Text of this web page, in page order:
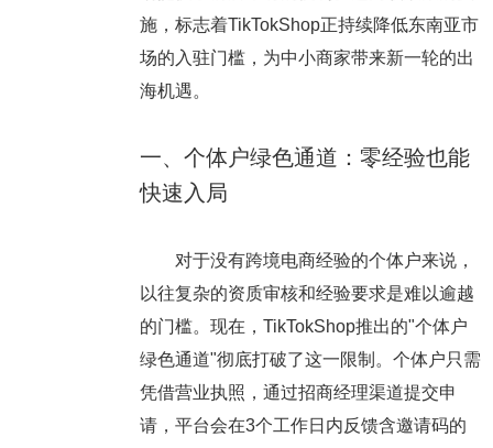
施，标志着TikTokShop正持续降低东南亚市
场的入驻门槛，为中小商家带来新一轮的出
海机遇。
一、个体户绿色通道：零经验也能
快速入局
对于没有跨境电商经验的个体户来说，
以往复杂的资质审核和经验要求是难以逾越
的门槛。现在，TikTokShop推出的"个体户
绿色通道"彻底打破了这一限制。个体户只需
凭借营业执照，通过招商经理渠道提交申
请，平台会在3个工作日内反馈含邀请码的